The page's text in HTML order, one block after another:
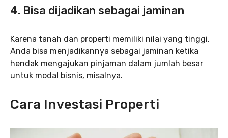
4. Bisa dijadikan sebagai jaminan
Karena tanah dan properti memiliki nilai yang tinggi,
Anda bisa menjadikannya sebagai jaminan ketika
hendak mengajukan pinjaman dalam jumlah besar
untuk modal bisnis, misalnya.
Cara Investasi Properti